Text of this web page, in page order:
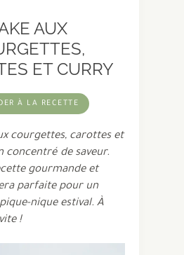
AUX
ET CURRY
À LA RECETTE
courgettes, carottes et
concentré de saveur.
gourmande et
parfaite pour un
nique estival. À
!